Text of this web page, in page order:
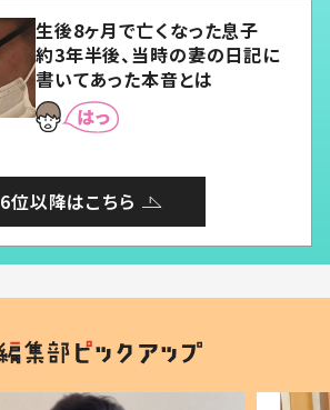
生後8ヶ月で亡くなった息子
約3年半後、当時の妻の日記に
書いてあった本音とは
6位以降はこちら